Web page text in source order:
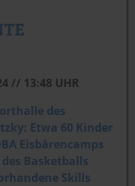
// 13:48 UHR
des
Etwa 60 Kinder
Eisbärencamps
Basketballs
Skills